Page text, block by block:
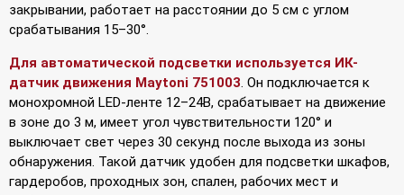
закрывании, работает на расстоянии до 5 см с углом
срабатывания 15–30°.
Для автоматической подсветки используется ИК-
датчик движения Maytoni 751003. Он подключается к
монохромной LED-ленте 12–24В, срабатывает на движение
в зоне до 3 м, имеет угол чувствительности 120° и
выключает свет через 30 секунд после выхода из зоны
обнаружения. Такой датчик удобен для подсветки шкафов,
гардеробов, проходных зон, спален, рабочих мест и